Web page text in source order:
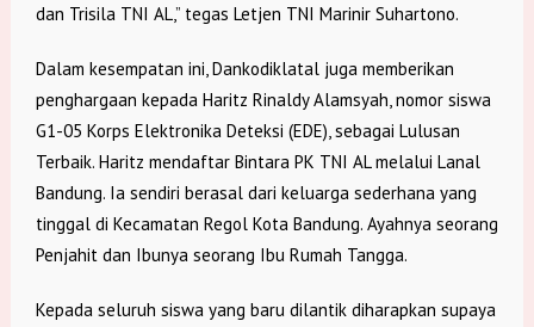
dan Trisila TNI AL,” tegas Letjen TNI Marinir Suhartono.
Dalam kesempatan ini, Dankodiklatal juga memberikan
penghargaan kepada Haritz Rinaldy Alamsyah, nomor siswa
G1-05 Korps Elektronika Deteksi (EDE), sebagai Lulusan
Terbaik. Haritz mendaftar Bintara PK TNI AL melalui Lanal
Bandung. Ia sendiri berasal dari keluarga sederhana yang
tinggal di Kecamatan Regol Kota Bandung. Ayahnya seorang
Penjahit dan Ibunya seorang Ibu Rumah Tangga.
Kepada seluruh siswa yang baru dilantik diharapkan supaya